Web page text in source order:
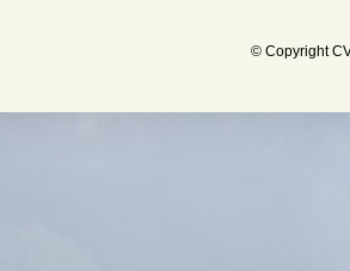
© Copyright